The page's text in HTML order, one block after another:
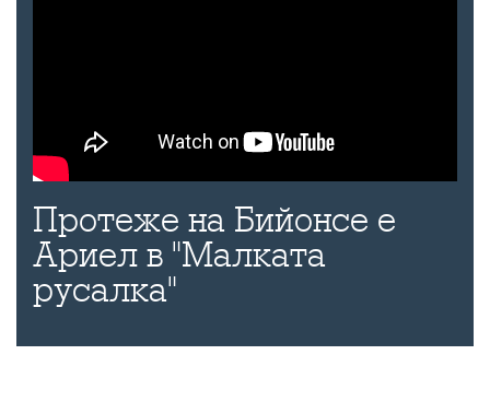
Протеже на Бийонсе е
Ариел в "Малката
русалка"